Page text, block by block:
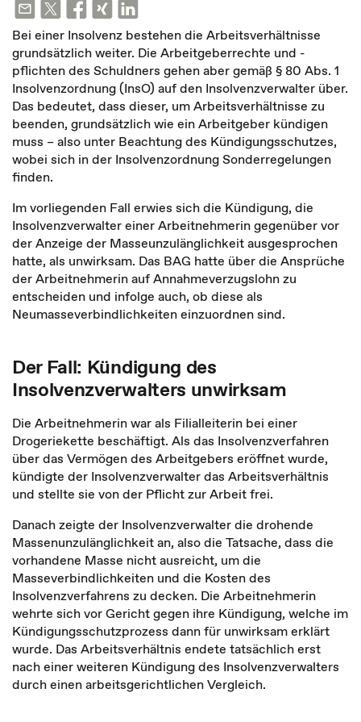
Bei einer Insolvenz bestehen die Arbeitsverhältnisse
grundsätzlich weiter. Die Arbeitgeberrechte und -
pflichten des Schuldners gehen aber gemäß § 80 Abs. 1
Insolvenzordnung (InsO) auf den Insolvenzverwalter über.
Das bedeutet, dass dieser, um Arbeitsverhältnisse zu
beenden, grundsätzlich wie ein Arbeitgeber kündigen
muss – also unter Beachtung des Kündigungsschutzes,
wobei sich in der Insolvenzordnung Sonderregelungen
finden.
Im vorliegenden Fall erwies sich die Kündigung, die
Insolvenzverwalter einer Arbeitnehmerin gegenüber vor
der Anzeige der Masseunzulänglichkeit ausgesprochen
hatte, als unwirksam. Das BAG hatte über die Ansprüche
der Arbeitnehmerin auf Annahmeverzugslohn zu
entscheiden und infolge auch, ob diese als
Neumasseverbindlichkeiten einzuordnen sind.
Der Fall: Kündigung des
Insolvenzverwalters unwirksam
Die Arbeitnehmerin war als Filialleiterin bei einer
Drogeriekette beschäftigt. Als das Insolvenzverfahren
über das Vermögen des Arbeitgebers eröffnet wurde,
kündigte der Insolvenzverwalter das Arbeitsverhältnis
und stellte sie von der Pflicht zur Arbeit frei.
Danach zeigte der Insolvenzverwalter die drohende
Massenunzulänglichkeit an, also die Tatsache, dass die
vorhandene Masse nicht ausreicht, um die
Masseverbindlichkeiten und die Kosten des
Insolvenzverfahrens zu decken. Die Arbeitnehmerin
wehrte sich vor Gericht gegen ihre Kündigung, welche im
Kündigungsschutzprozess dann für unwirksam erklärt
wurde. Das Arbeitsverhältnis endete tatsächlich erst
nach einer weiteren Kündigung des Insolvenzverwalters
durch einen arbeitsgerichtlichen Vergleich.